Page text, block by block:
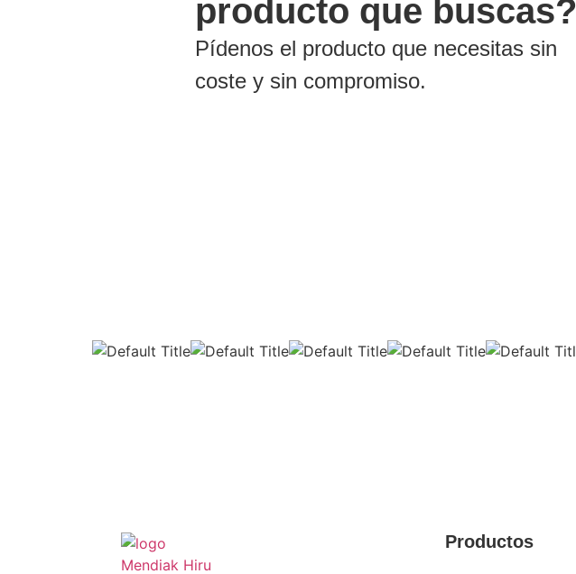
producto que buscas?
Pídenos el producto que necesitas sin
coste y sin compromiso.
Productos